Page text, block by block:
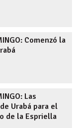
Comenzó la
Las
Urabá para el
de la Espriella